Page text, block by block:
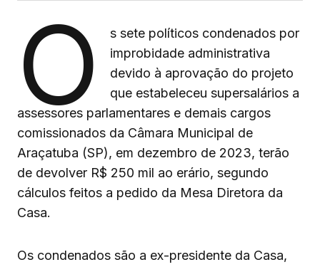
O
s sete políticos condenados por
improbidade administrativa
devido à aprovação do projeto
que estabeleceu supersalários a
assessores parlamentares e demais cargos
comissionados da Câmara Municipal de
Araçatuba (SP), em dezembro de 2023, terão
de devolver R$ 250 mil ao erário, segundo
cálculos feitos a pedido da Mesa Diretora da
Casa.
Os condenados são a ex-presidente da Casa,